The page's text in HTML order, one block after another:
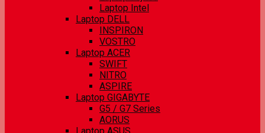
Laptop Intel
Laptop DELL
INSPIRON
VOSTRO
Laptop ACER
SWIFT
NITRO
ASPIRE
Laptop GIGABYTE
G5 / G7 Series
AORUS